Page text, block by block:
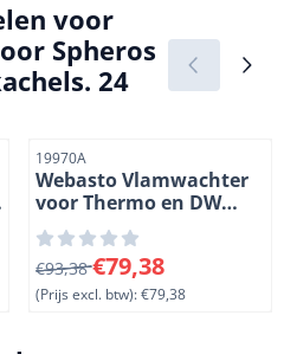
voor
Spheros
24
btw: 576,71
Artikelnummer
19970A
Webasto Vlamwachter
voor Thermo en DW
kachels. 24 Volt. (2-16)
Van 93,38 voor 79,38,
€93,38€79,38
(Prijs excl. btw):€79,38